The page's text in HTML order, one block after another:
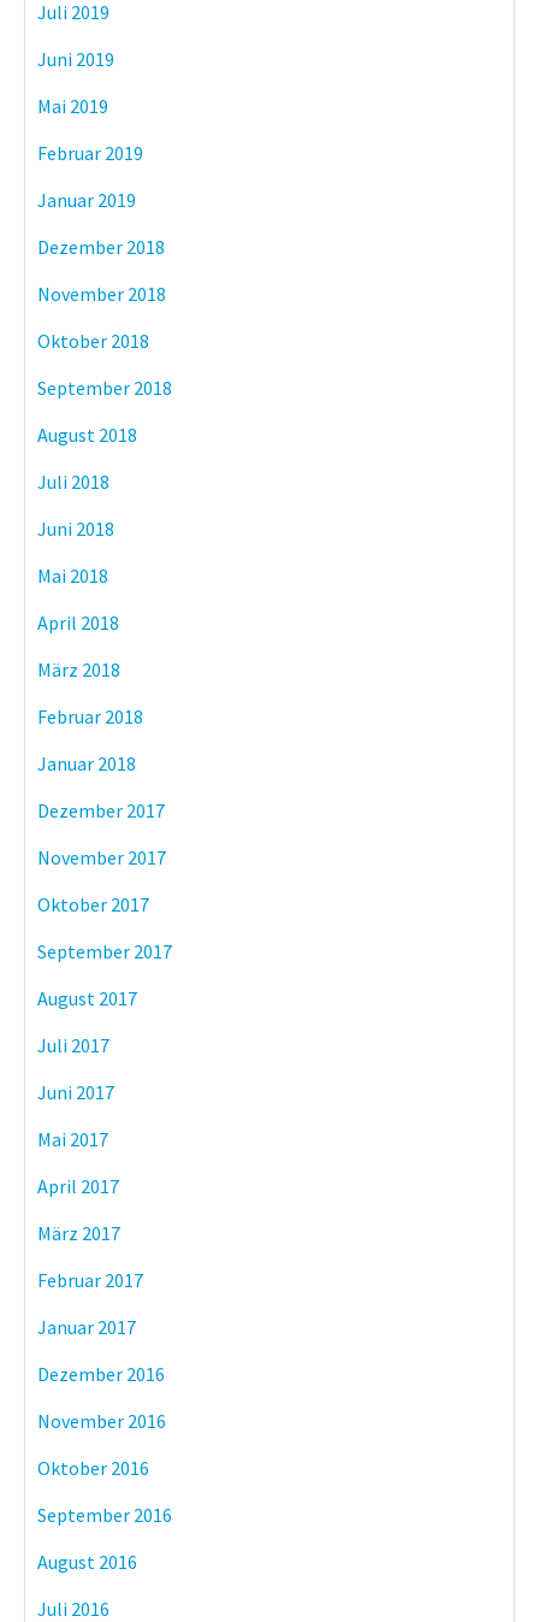
Juli 2019
Juni 2019
Mai 2019
Februar 2019
Januar 2019
Dezember 2018
November 2018
Oktober 2018
September 2018
August 2018
Juli 2018
Juni 2018
Mai 2018
April 2018
März 2018
Februar 2018
Januar 2018
Dezember 2017
November 2017
Oktober 2017
September 2017
August 2017
Juli 2017
Juni 2017
Mai 2017
April 2017
März 2017
Februar 2017
Januar 2017
Dezember 2016
November 2016
Oktober 2016
September 2016
August 2016
Juli 2016